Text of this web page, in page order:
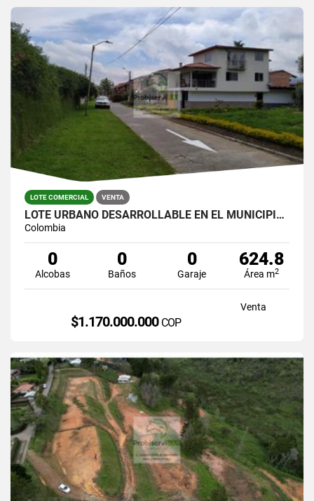
LOTE COMERCIAL VENTA
LOTE URBANO DESARROLLABLE EN EL MUNICIPIO DE LA CEJA
Colombia
0
Alcobas
0
Baños
0
Garaje
624.8
Área m2
Venta
$1.170.000.000 COP